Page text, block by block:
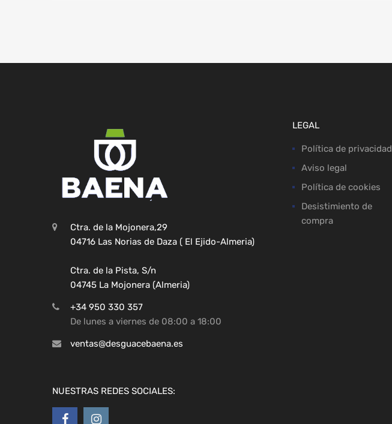
Ctra. de la Mojonera,29
04716 Las Norias de Daza ( El Ejido-Almeria)
Ctra. de la Pista, S/n
04745 La Mojonera (Almeria)
+34 950 330 357
De lunes a viernes de 08:00 a 18:00
ventas@desguacebaena.es
NUESTRAS REDES SOCIALES:
LEGAL
Política de privacidad
Aviso legal
Política de cookies
Desistimiento de
compra